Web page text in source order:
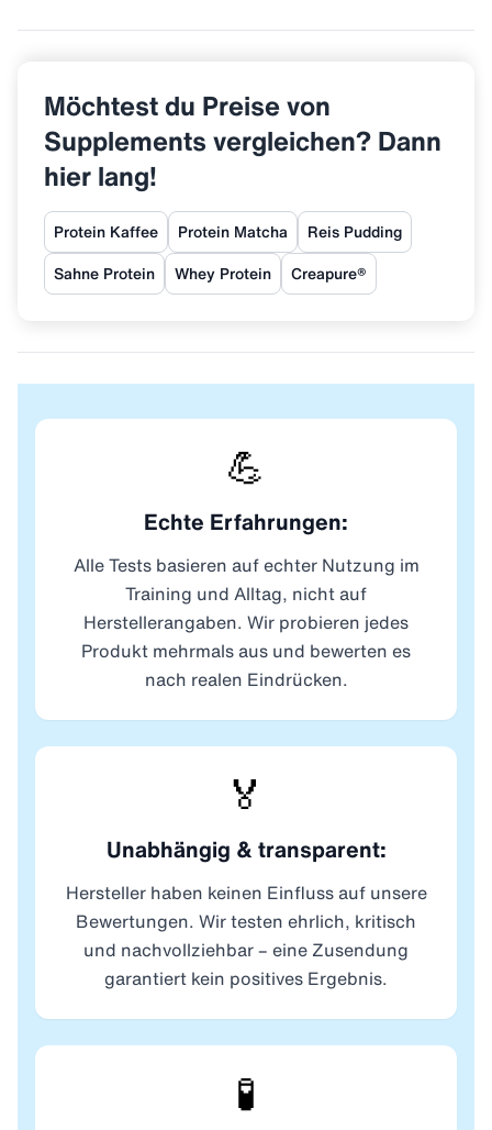
vorausgesetzt, man nutzt kalte Milch und einen guten
Möchtest du Preise von
Supplements vergleichen? Dann
hier lang!
Protein Kaffee Protein Matcha Reis Pudding
Sahne Protein Whey Protein Creapure®
💪
Echte Erfahrungen:
Alle Tests basieren auf echter Nutzung im
Training und Alltag, nicht auf
Herstellerangaben. Wir probieren jedes
Produkt mehrmals aus und bewerten es
nach realen Eindrücken.
🏅
Unabhängig & transparent:
Hersteller haben keinen Einfluss auf unsere
Bewertungen. Wir testen ehrlich, kritisch
und nachvollziehbar – eine Zusendung
garantiert kein positives Ergebnis.
🧪